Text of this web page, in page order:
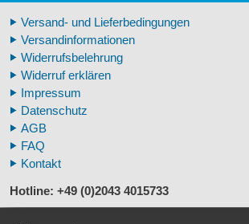
Zähne Warzenschwein
Veterinär - Lehrmittel
Fossilreplikate Mensch
Pferdemähnen
Fußspuren museal
Tierhörner
Versand- und Lieferbedingungen
Versandinformationen
Widerrufsbelehrung
Widerruf erklären
Impressum
Datenschutz
AGB
FAQ
Kontakt
Hotline: +49 (0)2043 4015733